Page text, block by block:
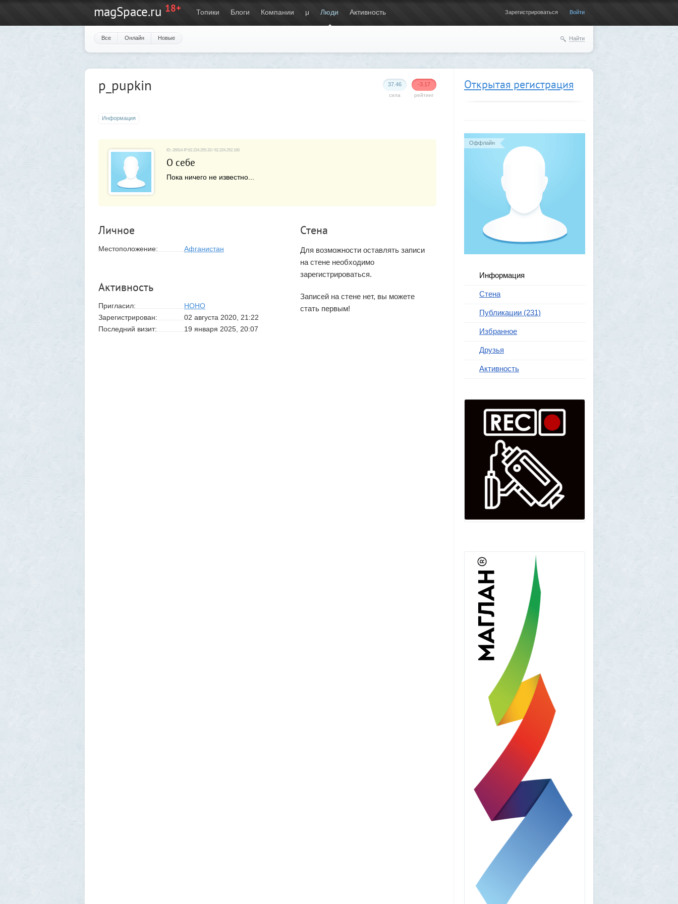
magSpace.ru 18+ Топики Блоги Компании μ Люди Активность Зарегистрироваться Войти
Все Онлайн Новые Найти
Открытая регистрация
Оффлайн
Информация
Стена
Публикации (231)
Избранное
Друзья
Активность
-3.17
рейтинг
37.46
сила
p_pupkin
Информация
ID: 26914 IP:62.224.255.33 / 62.224.252.160
О себе
Пока ничего не известно...
Личное
Местоположение: Афганистан
Активность
Пригласил:
HOHO
Зарегистрирован:
02 августа 2020, 21:22
Последний визит:
19 января 2025, 20:07
Стена
Для возможности оставлять записи
на стене необходимо
зарегистрироваться.
Записей на стене нет, вы можете
стать первым!